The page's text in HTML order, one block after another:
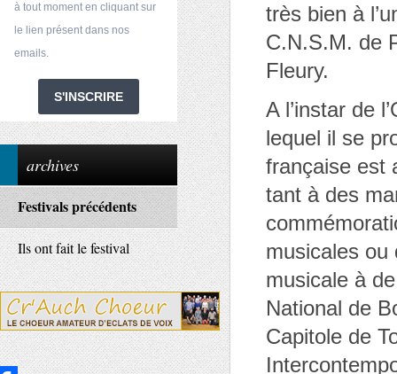
à tout moment en cliquant sur
le lien présent dans nos
emails.
S'INSCRIRE
archives
Festivals précédents
Ils ont fait le festival
très bien à
C.N.S.M. de
Fleury.
A l’instar de
lequel il se
française est
tant à des
musicales ou
musicale à
National de
Capitole de